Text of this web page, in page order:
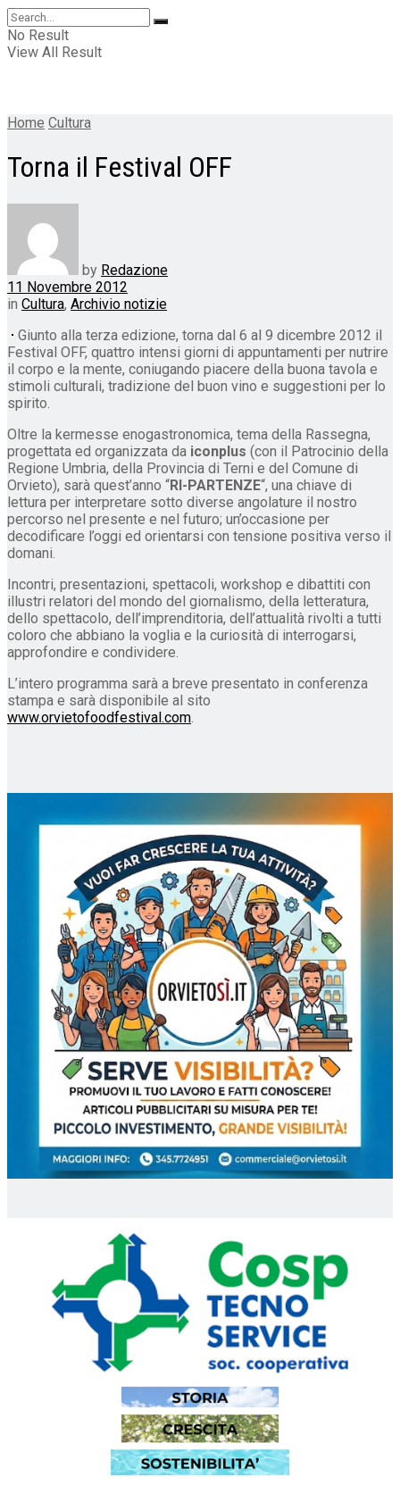
No Result
View All Result
Home Cultura
Torna il Festival OFF
by Redazione
11 Novembre 2012
in Cultura, Archivio notizie
Giunto alla terza edizione, torna dal 6 al 9 dicembre 2012 il
Festival OFF, quattro intensi giorni di appuntamenti per nutrire
il corpo e la mente, coniugando piacere della buona tavola e
stimoli culturali, tradizione del buon vino e suggestioni per lo
spirito.
Oltre la kermesse enogastronomica, tema della Rassegna,
progettata ed organizzata da iconplus (con il Patrocinio della
Regione Umbria, della Provincia di Terni e del Comune di
Orvieto), sarà quest’anno “RI-PARTENZE“, una chiave di
lettura per interpretare sotto diverse angolature il nostro
percorso nel presente e nel futuro; un’occasione per
decodificare l’oggi ed orientarsi con tensione positiva verso il
domani.
Incontri, presentazioni, spettacoli, workshop e dibattiti con
illustri relatori del mondo del giornalismo, della letteratura,
dello spettacolo, dell’imprenditoria, dell’attualità rivolti a tutti
coloro che abbiano la voglia e la curiosità di interrogarsi,
approfondire e condividere.
L’intero programma sarà a breve presentato in conferenza
stampa e sarà disponibile al sito
www.orvietofoodfestival.com.